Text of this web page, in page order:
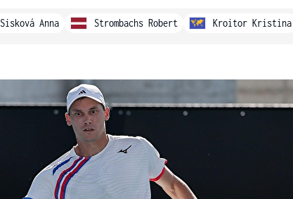
Sisková Anna Strombachs Robert Kroitor Kristina